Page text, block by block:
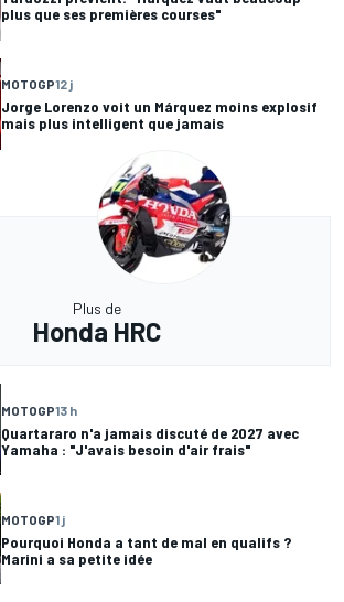
plus que ses premières courses"
MOTOGP12 j
Jorge Lorenzo voit un Márquez moins explosif
mais plus intelligent que jamais
Plus de
Honda HRC
MOTOGP13 h
Quartararo n'a jamais discuté de 2027 avec
Yamaha : "J'avais besoin d'air frais"
MOTOGP1 j
Pourquoi Honda a tant de mal en qualifs ?
Marini a sa petite idée